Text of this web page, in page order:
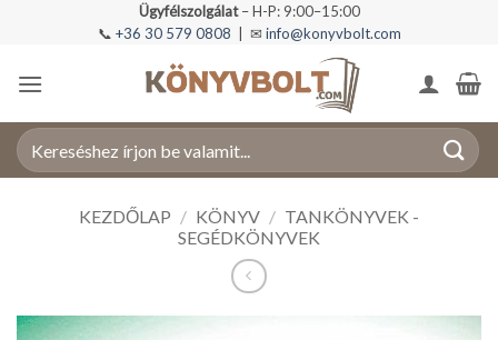
Ügyfélszolgálat– H-P: 9:00–15:00
📞 +36 30 579 0808 | ✉ info@konyvbolt.com
Keresés
a
KEZDŐLAP / KÖNYV / TANKÖNYVEK -
SEGÉDKÖNYVEK